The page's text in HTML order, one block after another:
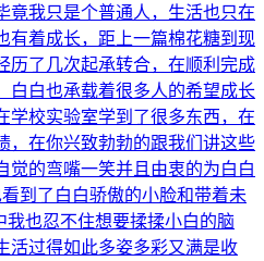
竟我只是个普通人，生活也只在
有着成长，距上一篇棉花糖到现
历了几次起承转合，在顺利完成
白白也承载着很多人的希望成长
学校实验室学到了很多东西，在
，在你兴致勃勃的跟我们讲这些
觉的弯嘴一笑并且由衷的为白白
到了白白骄傲的小脸和带着未
我也忍不住想要揉揉小白的脑
活过得如此多姿多彩又满是收